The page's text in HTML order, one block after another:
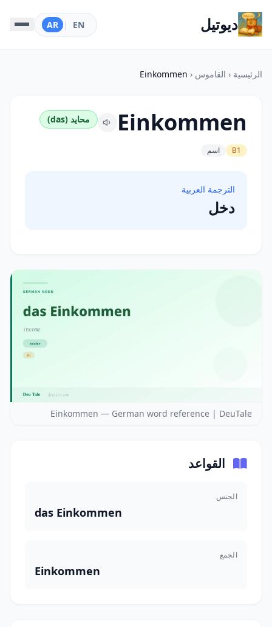
ديوتيل EN
|
AR
الرئيسية ‹ القاموس ‹
Einkommen
Einkommen محايد (das)
B1 اسم
الترجمة العربية
دخل
Einkommen — German word reference | DeuTale
القواعد
الجنس
das Einkommen
الجمع
Einkommen